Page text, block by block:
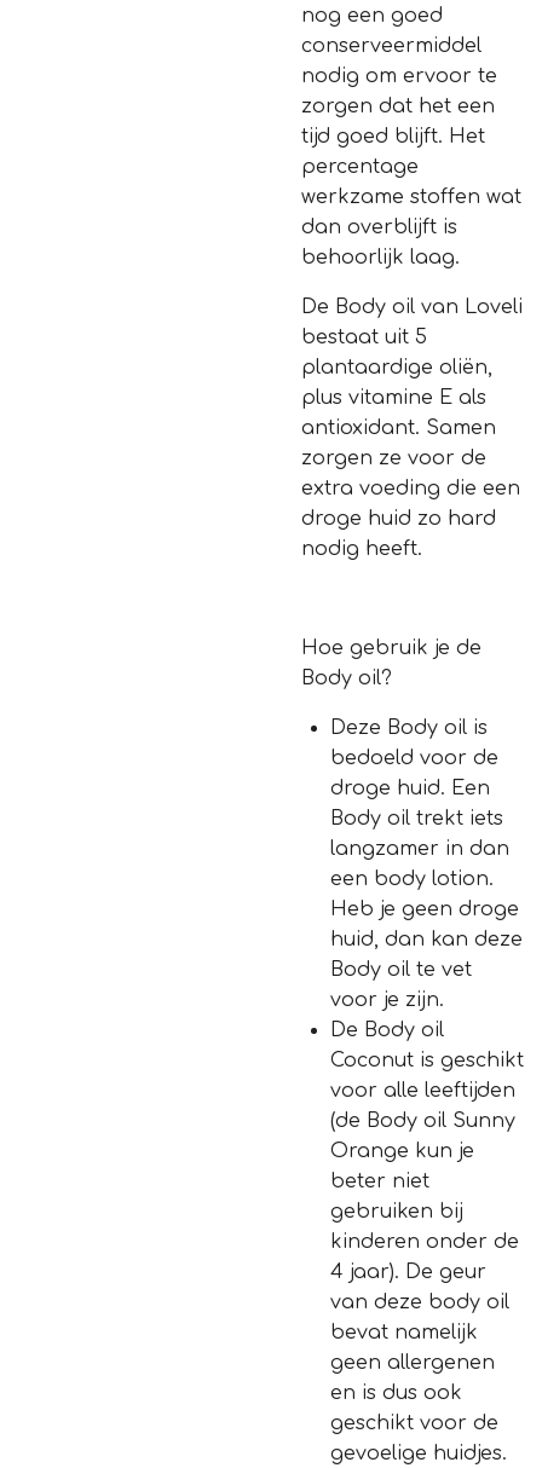
nog een goed
conserveermiddel
nodig om ervoor te
zorgen dat het een
tijd goed blijft. Het
percentage
werkzame stoffen wat
dan overblijft is
behoorlijk laag.
De Body oil van Loveli
bestaat uit 5
plantaardige oliën,
plus vitamine E als
antioxidant. Samen
zorgen ze voor de
extra voeding die een
droge huid zo hard
nodig heeft.
Hoe gebruik je de
Body oil?
Deze Body oil is
bedoeld voor de
droge huid. Een
Body oil trekt iets
langzamer in dan
een body lotion.
Heb je geen droge
huid, dan kan deze
Body oil te vet
voor je zijn.
De Body oil
Coconut is geschikt
voor alle leeftijden
(de Body oil Sunny
Orange kun je
beter niet
gebruiken bij
kinderen onder de
4 jaar). De geur
van deze body oil
bevat namelijk
geen allergenen
en is dus ook
geschikt voor de
gevoelige huidjes.